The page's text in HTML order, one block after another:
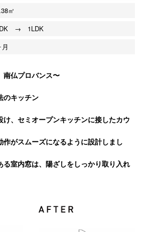
㎡
→ 1LDK
南仏プロバンス〜
のキッチン
、セミオープンキッチンに接したカウ
作がスムーズになるように設計しまし
る室内窓は、陽ざしをしっかり取り入れ